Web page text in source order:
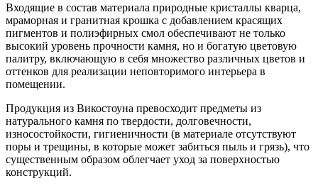
Входящие в состав материала природные кристаллы кварца,
мраморная и гранитная крошка с добавлением красящих
пигментов и полиэфирных смол обеспечивают не только
высокий уровень прочности камня, но и богатую цветовую
палитру, включающую в себя множество различных цветов и
оттенков для реализации неповторимого интерьера в
помещении.
Продукция из Викостоуна превосходит предметы из
натурального камня по твердости, долговечности,
износостойкости, гигиеничности (в материале отсутствуют
поры и трещины, в которые может забиться пыль и грязь), что
существенным образом облегчает уход за поверхностью
конструкций.